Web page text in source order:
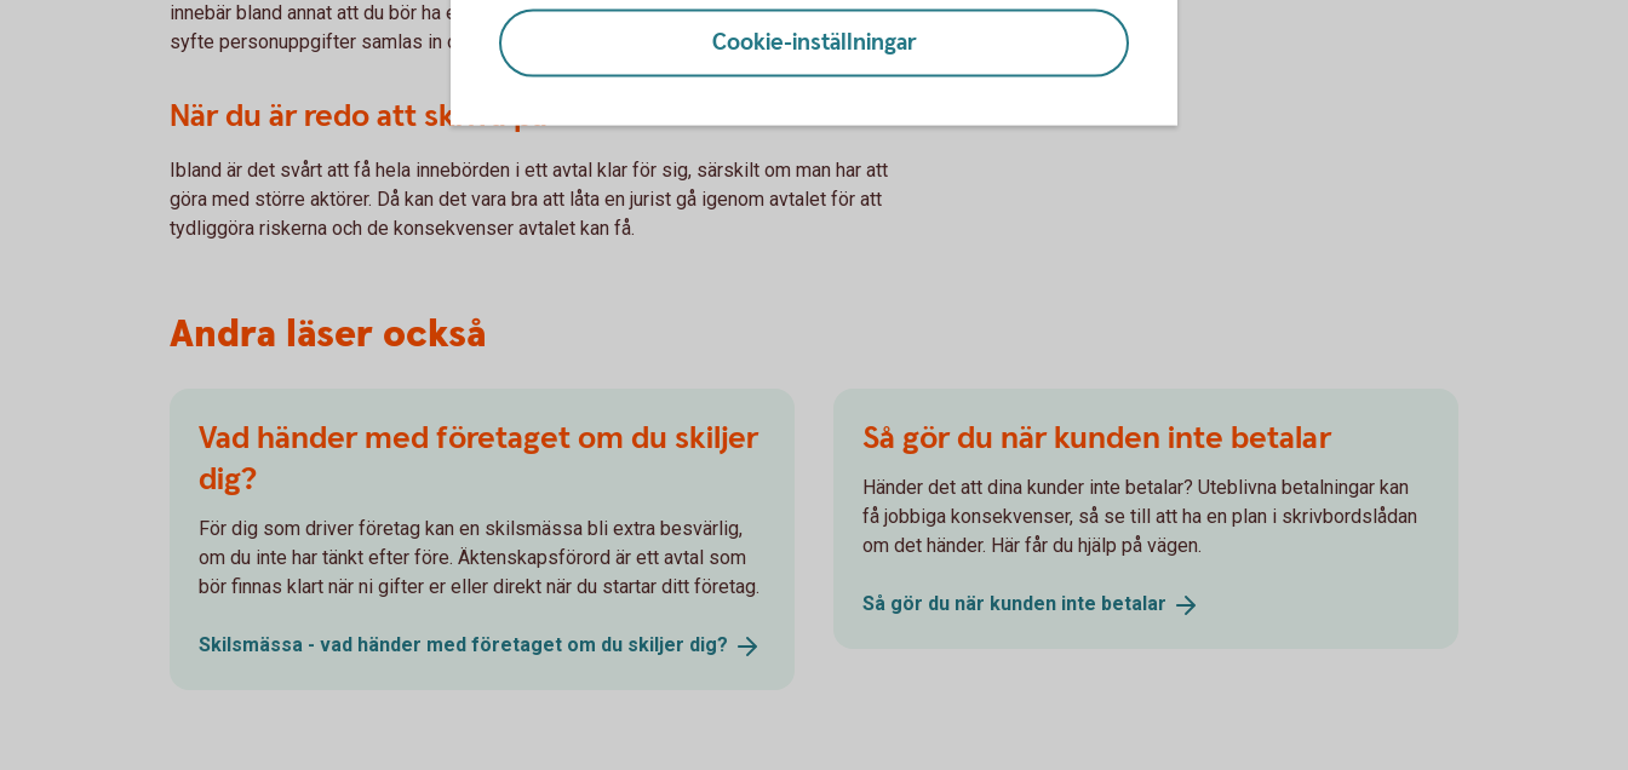
innebär bland annat att du bör ha en integritetspolicy som informerar om hur och i vilket
syfte personuppgifter samlas in och hanteras.
När du är redo att skriva på
Ibland är det svårt att få hela innebörden i ett avtal klar för sig, särskilt om man har att
göra med större aktörer. Då kan det vara bra att låta en jurist gå igenom avtalet för att
tydliggöra riskerna och de konsekvenser avtalet kan få.
Andra läser också
Vad händer med företaget om du skiljer
dig?
För dig som driver företag kan en skilsmässa bli extra besvärlig,
om du inte har tänkt efter före. Äktenskapsförord är ett avtal som
bör finnas klart när ni gifter er eller direkt när du startar ditt företag.
Skilsmässa - vad händer med företaget om du skiljer dig?
Så gör du när kunden inte betalar
Händer det att dina kunder inte betalar? Uteblivna betalningar kan
få jobbiga konsekvenser, så se till att ha en plan i skrivbordslådan
om det händer. Här får du hjälp på vägen.
Så gör du när kunden inte betalar
Cookie-inställningar